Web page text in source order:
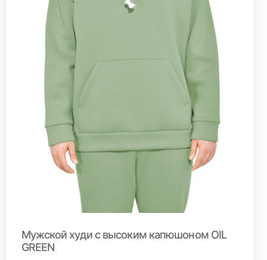
Мужской худи с высоким капюшоном OIL
GREEN